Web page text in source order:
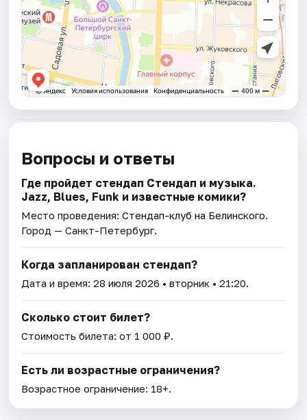
Вопросы и ответы
Где пройдет стендап Стендап и музыка.
Jazz, Blues, Funk и известные комики?
Место проведения:Стендап-клуб на Белинского.
Город — Санкт-Петербург.
Когда запланирован стендап?
Дата и время:28 июля 2026 • вторник • 21:20.
Сколько стоит билет?
Стоимость билета: от 1 000 ₽.
Есть ли возрастные ограничения?
Возрастное ограничение: 18+.